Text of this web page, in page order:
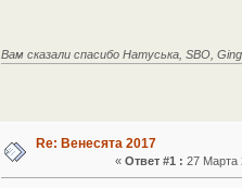
Вам сказали спасибо Натуська, SBO,
Re: Венесята 2017
« Ответ #1 : 27 Марта